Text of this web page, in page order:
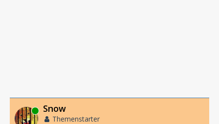
Online Snow
Themenstarter